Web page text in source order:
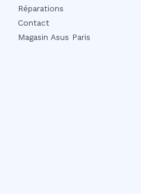
Réparations
Contact
Magasin Asus Paris